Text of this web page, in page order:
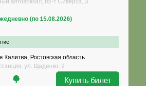
автовокзал, пр-т Сиверса, 3
(по 15.08.2026)
Калитва, Ростовская область
ул. Щаденко, 9
Купить билет